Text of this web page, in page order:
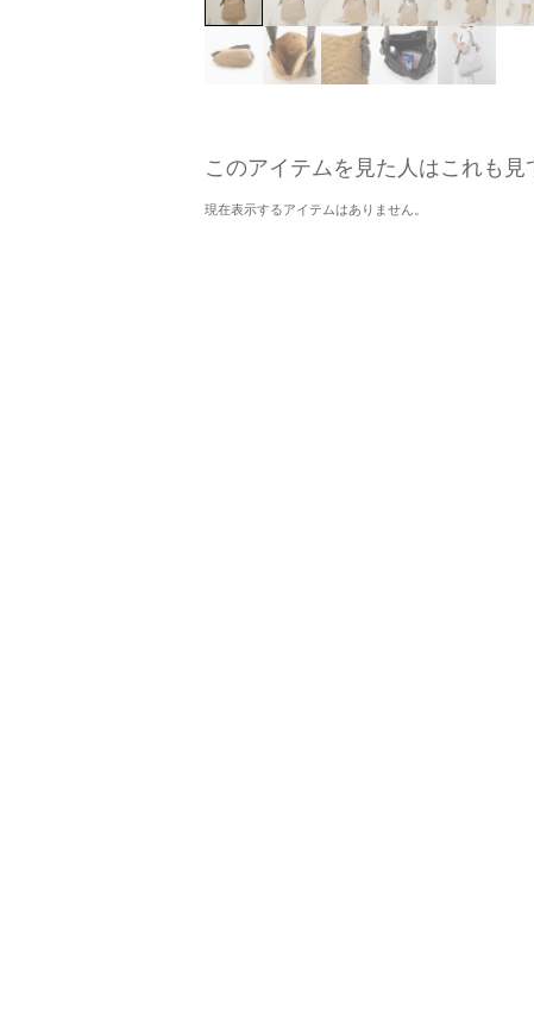
このアイテムを見た人はこれも見
現在表示するアイテムはありません。